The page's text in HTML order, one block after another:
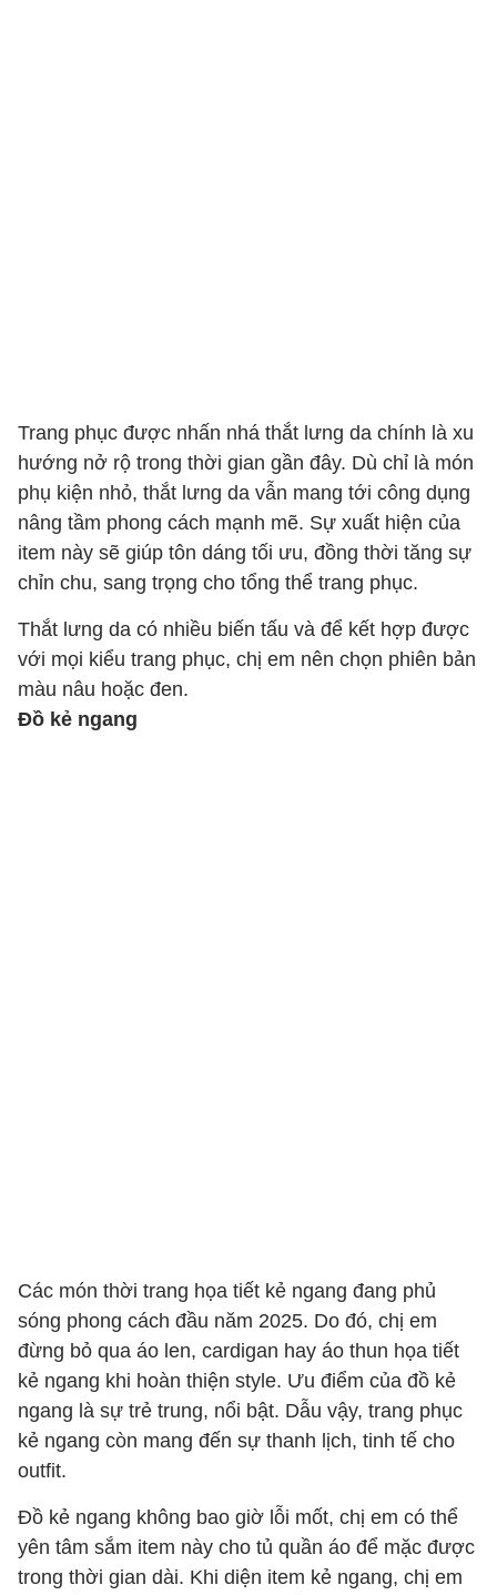
Trang phục được nhấn nhá thắt lưng da chính là xu
hướng nở rộ trong thời gian gần đây. Dù chỉ là món
phụ kiện nhỏ, thắt lưng da vẫn mang tới công dụng
nâng tầm phong cách mạnh mẽ. Sự xuất hiện của
item này sẽ giúp tôn dáng tối ưu, đồng thời tăng sự
chỉn chu, sang trọng cho tổng thể trang phục.
Thắt lưng da có nhiều biến tấu và để kết hợp được
với mọi kiểu trang phục, chị em nên chọn phiên bản
màu nâu hoặc đen.
Đồ kẻ ngang
Các món thời trang họa tiết kẻ ngang đang phủ
sóng phong cách đầu năm 2025. Do đó, chị em
đừng bỏ qua áo len, cardigan hay áo thun họa tiết
kẻ ngang khi hoàn thiện style. Ưu điểm của đồ kẻ
ngang là sự trẻ trung, nổi bật. Dẫu vậy, trang phục
kẻ ngang còn mang đến sự thanh lịch, tinh tế cho
outfit.
Đồ kẻ ngang không bao giờ lỗi mốt, chị em có thể
yên tâm sắm item này cho tủ quần áo để mặc được
trong thời gian dài. Khi diện item kẻ ngang, chị em